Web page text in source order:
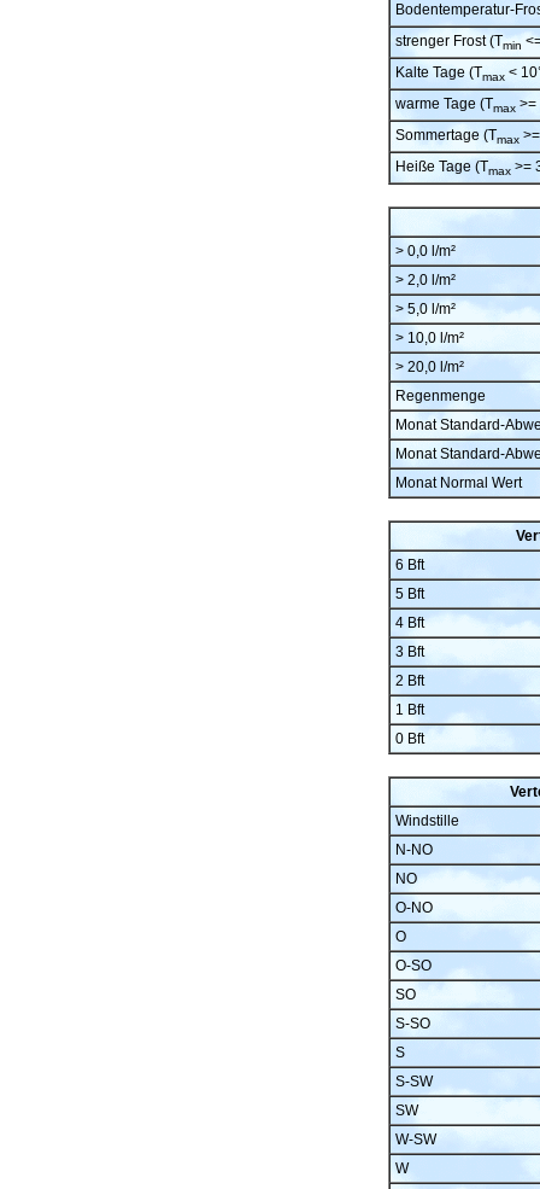
Bodentemperatur-
strenger Frost (Tmin
Kalte Tage (Tmax<
warme Tage (Tmax>=
Sommertage (Tmax>=
Heiße Tage (Tmax>=
> 0,0 l/m²
> 2,0 l/m²
> 5,0 l/m²
> 10,0 l/m²
> 20,0 l/m²
Regenmenge
Monat Standard-
Monat Standard-
Monat Normal Wert
6 Bft
5 Bft
4 Bft
3 Bft
2 Bft
1 Bft
0 Bft
Windstille
N-NO
NO
O-NO
O
O-SO
SO
S-SO
S
S-SW
SW
W-SW
W